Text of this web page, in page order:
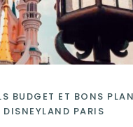
BUDGET ET BONS
DISNEYLAND PARIS